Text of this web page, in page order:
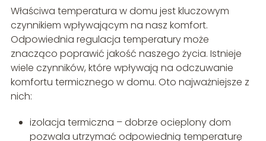
Właściwa temperatura w domu jest kluczowym
czynnikiem wpływającym na nasz komfort.
Odpowiednia regulacja temperatury może
znacząco poprawić jakość naszego życia. Istnieje
wiele czynników, które wpływają na odczuwanie
komfortu termicznego w domu. Oto najważniejsze z
nich:
izolacja termiczna – dobrze ocieplony dom
pozwala utrzymać odpowiednią temperaturę